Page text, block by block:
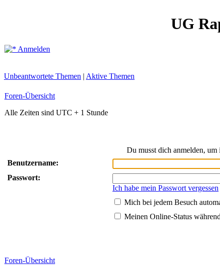
UG
Anmelden
Unbeantwortete Themen | Aktive Themen
Foren-Übersicht
Alle Zeiten sind UTC + 1 Stunde
Du musst dich anmelden,
Benutzername:
Passwort:
Ich habe mein Passwort vergessen
Mich bei jedem Besuch
Meinen Online-Status
Foren-Übersicht